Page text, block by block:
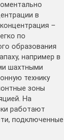
в
–
по
образования
например в
шахтными
технику
зоны
На
работают
подключенные